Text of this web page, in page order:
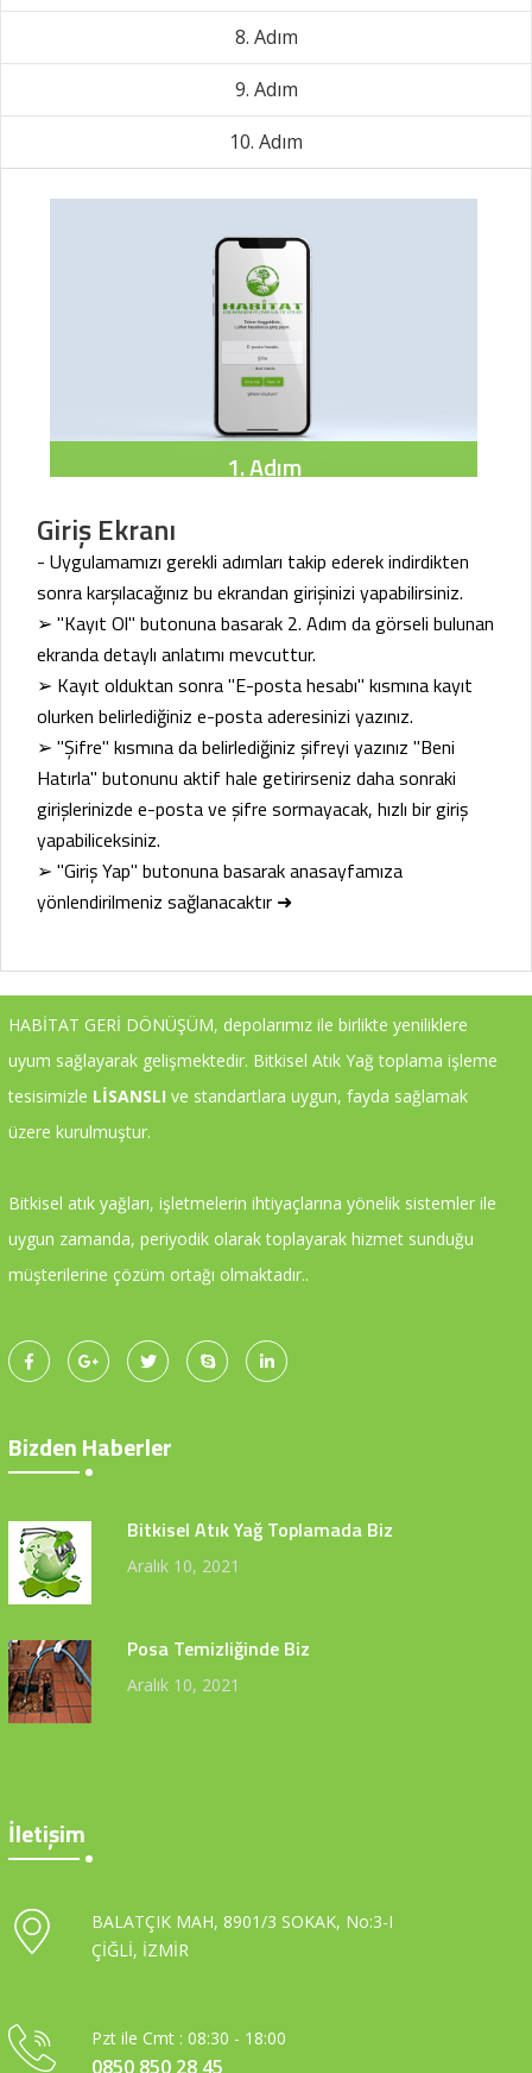
8. Adım
9. Adım
10. Adım
1. Adım
Giriş Ekranı
- Uygulamamızı gerekli adımları takip ederek indirdikten
sonra karşılacağınız bu ekrandan girişinizi yapabilirsiniz.
➢ "Kayıt Ol" butonuna basarak 2. Adım da görseli bulunan
ekranda detaylı anlatımı mevcuttur.
➢ Kayıt olduktan sonra "E-posta hesabı" kısmına kayıt
olurken belirlediğiniz e-posta aderesinizi yazınız.
➢ "Şifre" kısmına da belirlediğiniz şifreyi yazınız "Beni
Hatırla" butonunu aktif hale getirirseniz daha sonraki
girişlerinizde e-posta ve şifre sormayacak, hızlı bir giriş
yapabiliceksiniz.
➢ "Giriş Yap" butonuna basarak anasayfamıza
yönlendirilmeniz sağlanacaktır ➜
HABİTAT GERİ DÖNÜŞÜM, depolarımız ile birlikte yeniliklere
uyum sağlayarak gelişmektedir. Bitkisel Atık Yağ toplama işleme
tesisimizle LİSANSLI ve standartlara uygun, fayda sağlamak
üzere kurulmuştur.
Bitkisel atık yağları, işletmelerin ihtiyaçlarına yönelik sistemler ile
uygun zamanda, periyodik olarak toplayarak hizmet sunduğu
müşterilerine çözüm ortağı olmaktadır..
Bizden Haberler
Bitkisel Atık Yağ Toplamada Biz
Aralık 10, 2021
Posa Temizliğinde Biz
Aralık 10, 2021
İletişim
BALATÇIK MAH, 8901/3 SOKAK, No:3-I
ÇİĞLİ, İZMİR
Pzt ile Cmt : 08:30 - 18:00
0850 850 28 45